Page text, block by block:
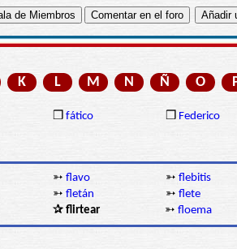
K L M N Ñ O
❒ fático ❒ Federico
➳ flavo ➳ flebitis
➳ fletán ➳ flete
✰ flirtear ➳ floema